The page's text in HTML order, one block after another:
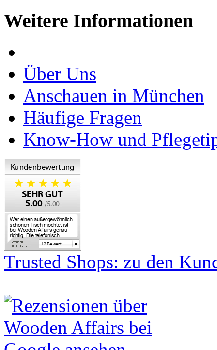
Weitere Informationen
Über Uns
Anschauen in München
Häufige Fragen
Know-How und
Trusted Shops: zu den